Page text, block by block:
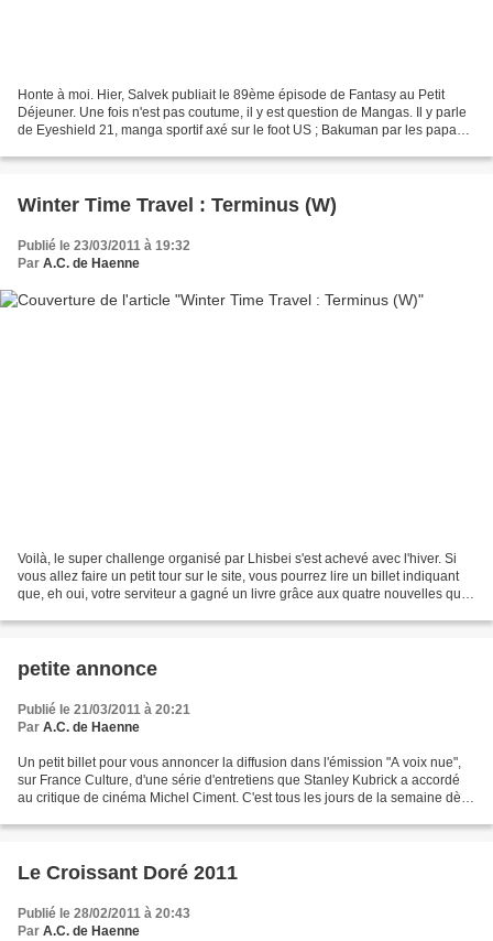
Honte à moi. Hier, Salvek publiait le 89ème épisode de Fantasy au Petit
Déjeuner. Une fois n'est pas coutume, il y est question de Mangas. Il y parle
de Eyeshield 21, manga sportif axé sur le foot US ; Bakuman par les papas
Winter Time Travel : Terminus (W)
Publié le 23/03/2011 à 19:32
Par A.C. de Haenne
Voilà, le super challenge organisé par Lhisbei s'est achevé avec l'hiver. Si
vous allez faire un petit tour sur le site, vous pourrez lire un billet indiquant
que, eh oui, votre serviteur a gagné un livre grâce aux quatre nouvelles que
petite annonce
Publié le 21/03/2011 à 20:21
Par A.C. de Haenne
Un petit billet pour vous annoncer la diffusion dans l'émission "A voix nue",
sur France Culture, d'une série d'entretiens que Stanley Kubrick a accordé
au critique de cinéma Michel Ciment. C'est tous les jours de la semaine dès
Le Croissant Doré 2011
Publié le 28/02/2011 à 20:43
Par A.C. de Haenne